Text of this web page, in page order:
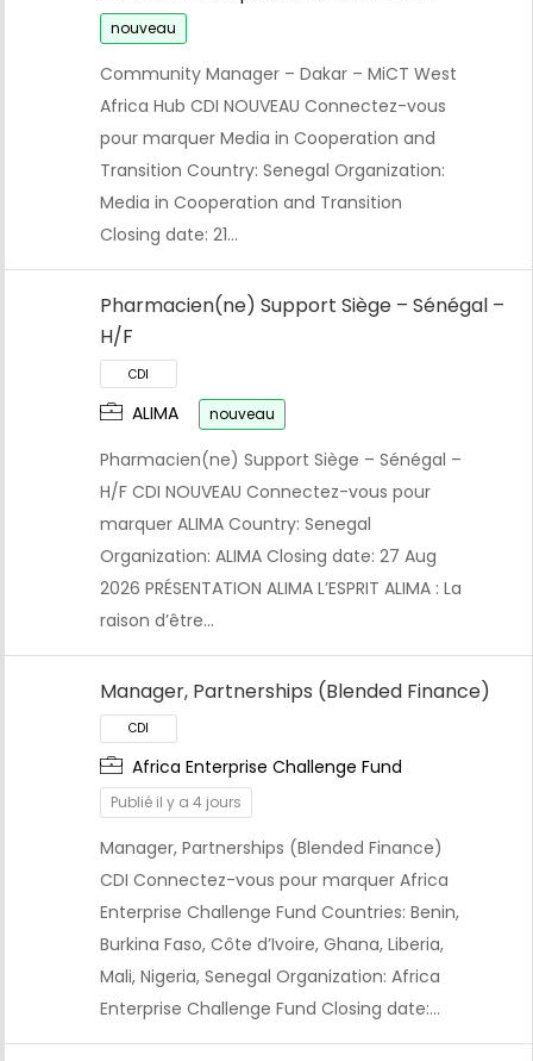
nouveau
Community Manager – Dakar – MiCT West
Africa Hub CDI NOUVEAU Connectez-vous
pour marquer Media in Cooperation and
Transition Country: Senegal Organization:
Media in Cooperation and Transition
Closing date: 21…
Pharmacien(ne) Support Siège – Sénégal –
H/F
CDI
ALIMA nouveau
Pharmacien(ne) Support Siège – Sénégal –
H/F CDI NOUVEAU Connectez-vous pour
marquer ALIMA Country: Senegal
Organization: ALIMA Closing date: 27 Aug
2026 PRÉSENTATION ALIMA L’ESPRIT ALIMA : La
raison d’être…
Manager, Partnerships (Blended Finance)
Africa Enterprise Challenge Fund
Publié il y a 4 jours
Manager, Partnerships (Blended Finance)
CDI Connectez-vous pour marquer Africa
Enterprise Challenge Fund Countries: Benin,
Burkina Faso, Côte d’Ivoire, Ghana, Liberia,
Mali, Nigeria, Senegal Organization: Africa
Enterprise Challenge Fund Closing date:…